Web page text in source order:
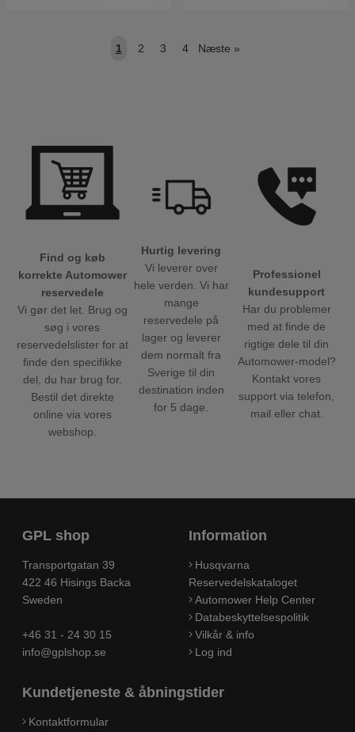
1 2 3 4 Næste »
Find og køb
korrekte Automower
reservedele
Vi gør det let. Brug og
søg i vores
reservedelslister for at
finde den specifikke
del, du har brug for.
Bestil det direkte
online via vores
webshop.
Hurtig levering
Vi leverer over
hele verden. Vi har
mange
reservedele på
lager og leverer
dem normalt fra
Sverige til din
destination inden
for 5 dage.
Professionel
kundesupport
Har du problemer
med at finde de
rigtige dele til din
Automower-model?
Kontakt vores
support via telefon,
mail eller chat.
GPL shop
Transportgatan 39
422 46 Hisings Backa
Sweden
+46 31 - 24 30 15
info@gplshop.se
Information
Husqvarna
Reservedelskataloget
Automower Help Center
Databeskyttelsespolitik
Vilkår & info
Log ind
Kundetjeneste & åbningstider
Kontaktformular